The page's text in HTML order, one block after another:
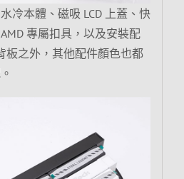
冷本體、磁吸 LCD 上蓋、快
專屬扣具，以及安裝配
板之外，其他配件顏色也都